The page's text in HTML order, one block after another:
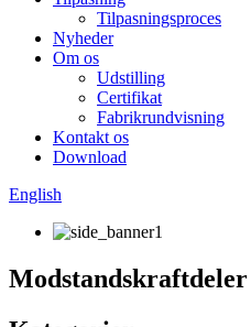
Tilpasningsproces
Nyheder
Om os
Udstilling
Certifikat
Fabrikrundvisning
Kontakt os
Download
English
Modstandskraftdeler